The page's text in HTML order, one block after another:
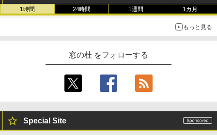
1時間 24時間 1週間 1カ月
もっと見る
窓の杜 をフォローする
Special Site